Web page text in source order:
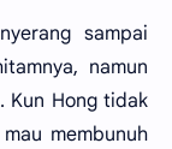
sampai
namun
Kun Hong tidak
membunuh